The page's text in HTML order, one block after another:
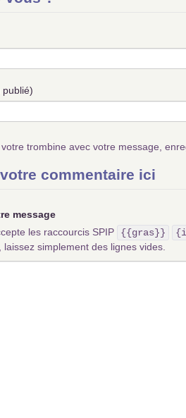
trombine avec votre message,
commentaire ici
message
les raccourcis SPIP
{{gras}}
laissez simplement des lignes vides.